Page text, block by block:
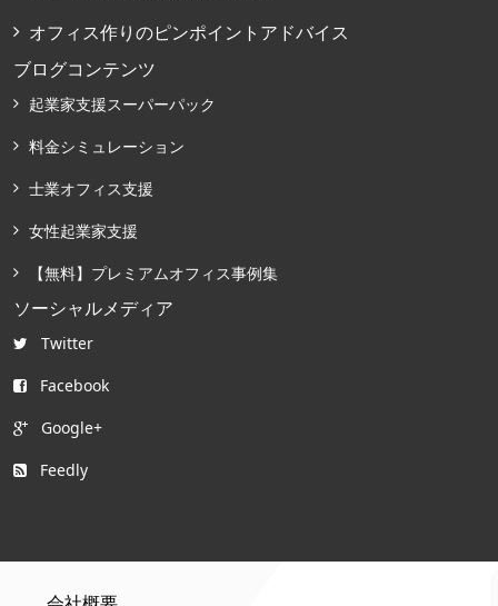
オフィス作りのピンポイントアドバイス
ブログコンテンツ
起業家支援スーパーパック
料金シミュレーション
士業オフィス支援
女性起業家支援
【無料】プレミアムオフィス事例集
ソーシャルメディア
Twitter
Facebook
Google+
Feedly